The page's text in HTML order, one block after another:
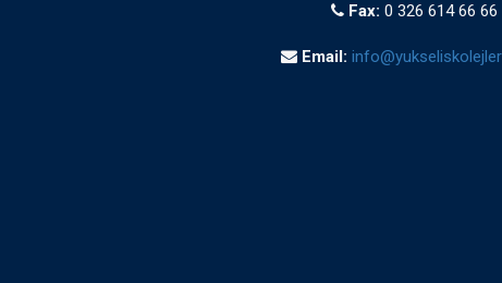
Fax: 0 326 614 66 66
Email: